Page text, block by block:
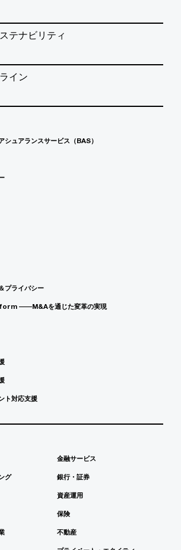
テナビリティ
イン
シュアランスサービス（BAS）
プライバシー
――M&Aを通じた変革の実現
ト対応支援
グ
金融サービス
銀行・証券
資産運用
保険
不動産